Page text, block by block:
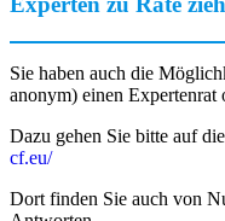
Sie haben auch die
anonym) einen
Dazu gehen Sie bitte auf
cf.eu/
Dort finden Sie auch von